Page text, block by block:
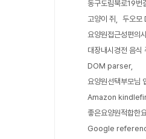
동구도림북로19번
고양이 쥐
두오모
요양원접근성편의
대장내시경전 음식
DOM parser
요양원선택부모님
Amazon
좋은요양원적합한
Google